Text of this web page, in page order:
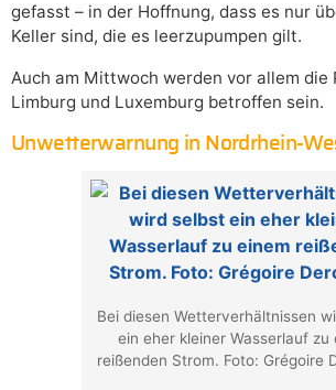
gefasst – in der Hoffnung, dass es nur
Keller sind, die es leerzupumpen gilt.
Auch am Mittwoch werden vor allem die
Limburg und Luxemburg betroffen sein.
Unwetterwarnung in Nordrhein-
Bei diesen Wetterverhältnissen
ein eher kleiner Wasserlauf zu
reißenden Strom. Foto: Grégoire